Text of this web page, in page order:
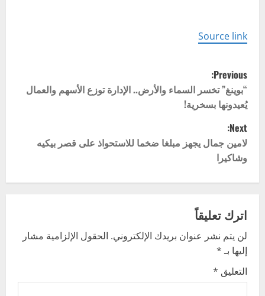
Source link
P
o
s
t
n
v
i
g
Previous:
“بوينغ” تخسر السماء والأرض.. الإدارة توزع الأسهم والعمال
يُعيدونها بسخرية!
Next:
لامين جمال يجهز مبلغا ضخما للاستحواذ على قصر بيكيه
وشاكيرا
اترك تعليقاً
لن يتم نشر عنوان بريدك الإلكتروني. الحقول الإلزامية مشار
إليها بـ*
التعليق *